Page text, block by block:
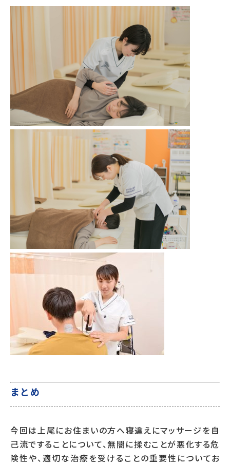
まとめ
今回は上尾にお住まいの方へ寝違えにマッサージを自
己流ですることについて、無闇に揉むことが悪化する危
険性や、適切な治療を受けることの重要性についてお